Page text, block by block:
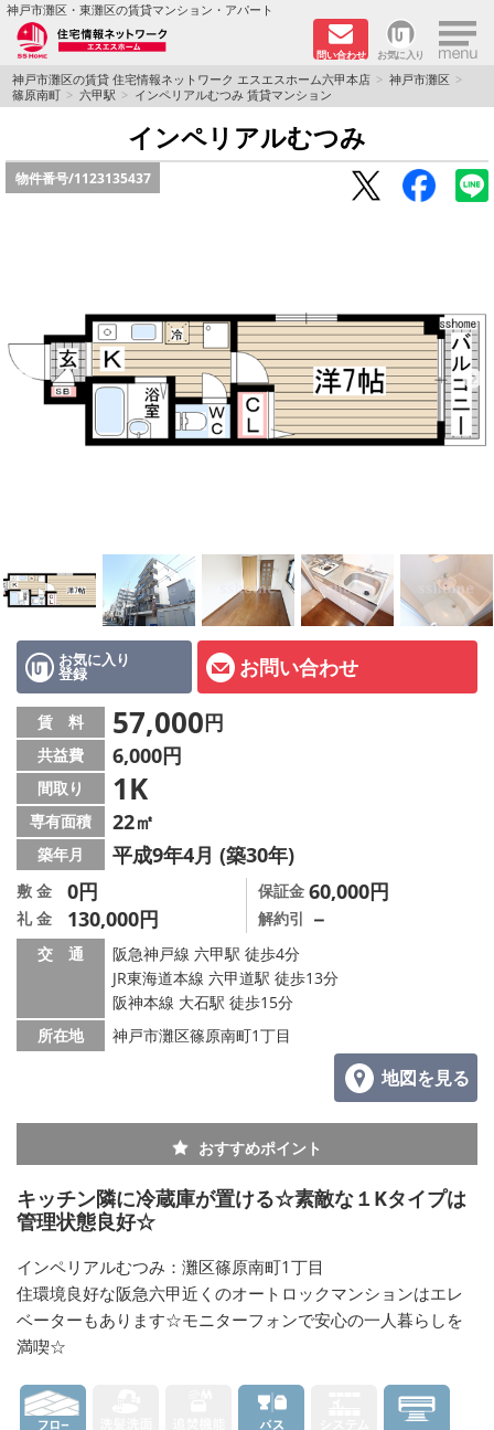
神戸市灘区・東灘区の賃貸マンション・アパート
問い合わせ お気に入り ×
TOPページ
学生さん向け物件
路線·駅から探す
地域から探す
地図から探す
メールでお問い合わせ
神戸市灘区の賃貸 住宅情報ネットワーク エスエスホーム六甲本店
神戸市灘区
篠原南町
六甲駅 インペリアルむつみ 賃貸マンション
インペリアルむつみ
物件番号/1123135437
お気に入り
登録 お問い合わせ
賃 料 57,000円
共益費 6,000円
間取り 1K
専有面積 22㎡
築年月 平成9年4月 (築30年)
敷 金 0円
礼 金 130,000円
保証金 60,000円
解約引 －
交 通
阪急神戸線 六甲駅 徒歩4分
JR東海道本線 六甲道駅 徒歩13分
阪神本線 大石駅 徒歩15分
所在地
神戸市灘区篠原南町1丁目
地図を見る
おすすめポイント
キッチン隣に冷蔵庫が置ける☆素敵な１Kタイプは
管理状態良好☆
インペリアルむつみ：灘区篠原南町1丁目
住環境良好な阪急六甲近くのオートロックマンションはエレ
ベーターもあります☆モニターフォンで安心の一人暮らしを
満喫☆